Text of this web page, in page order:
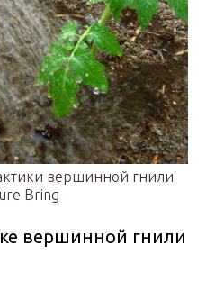
вершинной гнили
Bring
вершинной гнили